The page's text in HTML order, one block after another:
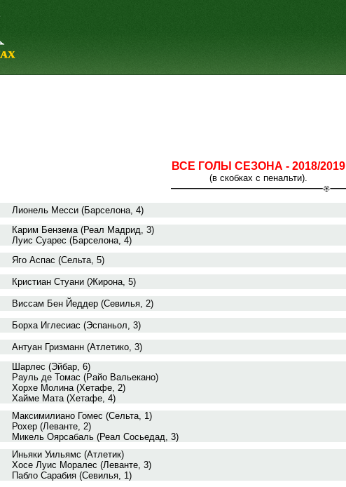
ВСЕ ГОЛЫ СЕЗОНА - 2018/2019
(в скобках с пенальти).
Лионель Месси (Барселона, 4)
Карим Бензема (Реал Мадрид, 3)
Луис Суарес (Барселона, 4)
Яго Аспас (Сельта, 5)
Кристиан Стуани (Жирона, 5)
Виссам Бен Йеддер (Севилья, 2)
Борха Иглесиас (Эспаньол, 3)
Антуан Гризманн (Атлетико, 3)
Шарлес (Эйбар, 6)
Рауль де Томас (Райо Вальекано)
Хорхе Молина (Хетафе, 2)
Хайме Мата (Хетафе, 4)
Максимилиано Гомес (Сельта, 1)
Рохер (Леванте, 2)
Микель Оярсабаль (Реал Сосьедад, 3)
Иньяки Уильямс (Атлетик)
Хосе Луис Моралес (Леванте, 3)
Пабло Сарабия (Севилья, 1)